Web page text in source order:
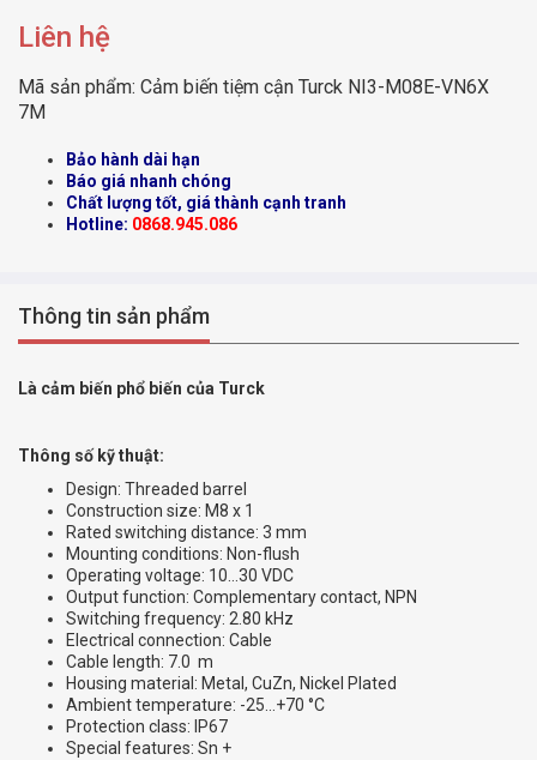
Liên hệ
Mã sản phẩm: Cảm biến tiệm cận Turck NI3-M08E-VN6X
7M
Bảo hành dài hạn
Báo giá nhanh chóng
Chất lượng tốt, giá thành cạnh tranh
Hotline: 0868.945.086
Thông tin sản phẩm
Là cảm biến phổ biến của Turck
Thông số kỹ thuật:
Design: Threaded barrel
Construction size: M8 x 1
Rated switching distance: 3 mm
Mounting conditions: Non-flush
Operating voltage: 10…30 VDC
Output function: Complementary contact, NPN
Switching frequency: 2.80 kHz
Electrical connection: Cable
Cable length: 7.0 m
Housing material: Metal, CuZn, Nickel Plated
Ambient temperature: -25…+70 °C
Protection class: IP67
Special features: Sn +